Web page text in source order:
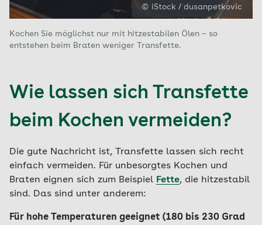
© iStock / dusanpetkovic
Kochen Sie möglichst nur mit hitzestabilen Ölen – so
entstehen beim Braten weniger Transfette.
Wie lassen sich Transfette
beim Kochen vermeiden?
Die gute Nachricht ist, Transfette lassen sich recht
einfach vermeiden. Für unbesorgtes Kochen und
Braten eignen sich zum Beispiel Fette, die hitzestabil
sind. Das sind unter anderem:
Für hohe Temperaturen geeignet (180 bis 230 Grad